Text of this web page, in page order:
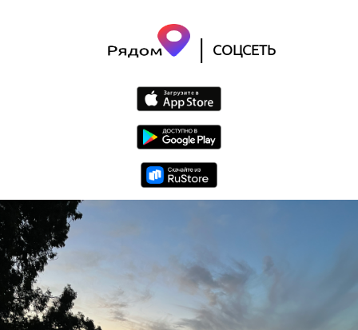
| СОЦСЕТЬ